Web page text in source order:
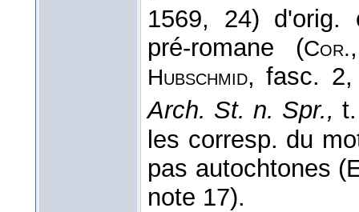
1569, 24) d'orig.
pré-romane (Cor.
Hubschmid, fasc. 2,
Arch. St. n. Spr.,
les corresp. du
pas autochtones
note 17).